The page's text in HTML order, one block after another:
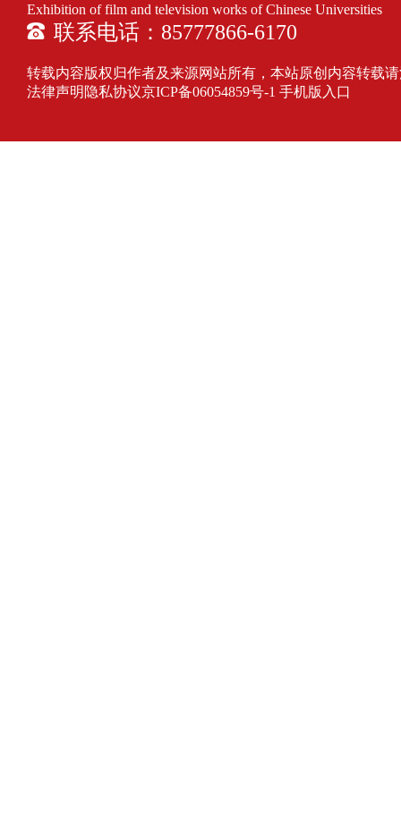
Exhibition of film and television works of Chinese Universities
联系电话：85777866-6170
转载内容版权归作者及来源网站所有，本站原创内容转载
法律声明隐私协议京ICP备06054859号-1 手机版入口